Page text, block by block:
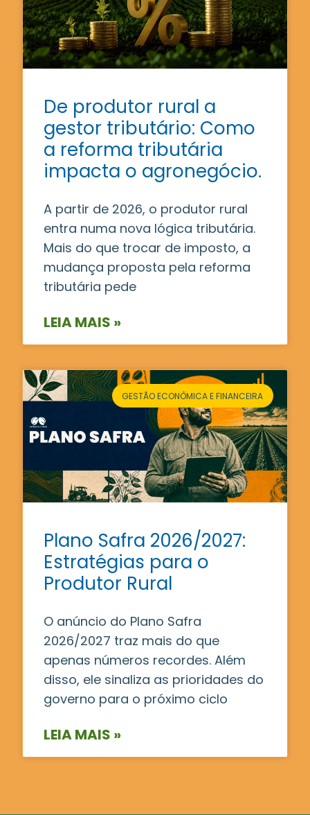
De produtor rural a
gestor tributário: Como
a reforma tributária
impacta o agronegócio.
A partir de 2026, o produtor rural
entra numa nova lógica tributária.
Mais do que trocar de imposto, a
mudança proposta pela reforma
tributária pede
LEIA MAIS »
GESTÃO ECONÔMICA E FINANCEIRA
Plano Safra 2026/2027:
Estratégias para o
Produtor Rural
O anúncio do Plano Safra
2026/2027 traz mais do que
apenas números recordes. Além
disso, ele sinaliza as prioridades do
governo para o próximo ciclo
LEIA MAIS »